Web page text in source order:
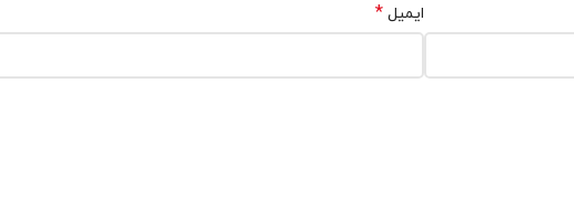
ایمیل *